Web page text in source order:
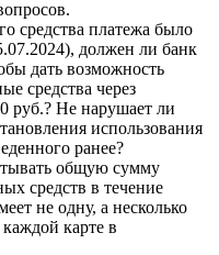
средства платежа было
должен ли банк
дать возможность
средства через
руб.? Не нарушает ли
использования
ранее?
общую сумму
средств в течение
не одну, а несколько
карте в